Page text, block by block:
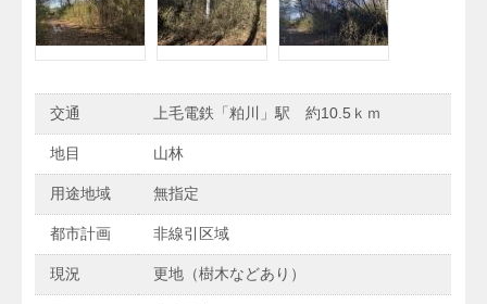
交通 上毛電鉄「粕川」駅 約10.5ｋｍ
地目 山林
用途地域 無指定
都市計画 非線引区域
現況 更地（樹木などあり）